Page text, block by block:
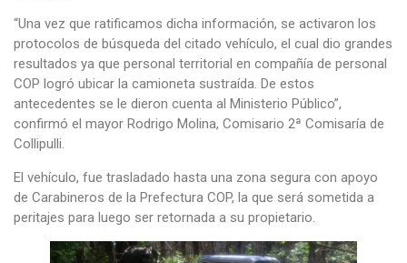
“Una vez que ratificamos dicha información, se activaron los
protocolos de búsqueda del citado vehículo, el cual dio grandes
resultados ya que personal territorial en compañía de personal
COP logró ubicar la camioneta sustraída. De estos
antecedentes se le dieron cuenta al Ministerio Público”,
confirmó el mayor Rodrigo Molina, Comisario 2ª Comisaría de
Collipulli.
El vehículo, fue trasladado hasta una zona segura con apoyo
de Carabineros de la Prefectura COP, la que será sometida a
peritajes para luego ser retornada a su propietario.